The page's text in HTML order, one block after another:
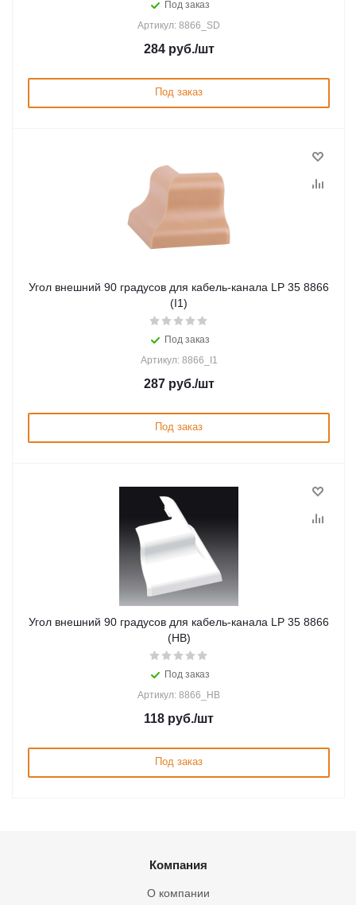
Под заказ
Артикул: 8866_SD
284руб./шт
Под заказ
Угол внешний 90 градусов для кабель-канала LP 35 8866
(I1)
Под заказ
Артикул: 8866_I1
287руб./шт
Под заказ
Угол внешний 90 градусов для кабель-канала LP 35 8866
(HB)
Под заказ
Артикул: 8866_HB
118 руб./шт
Под заказ
Компания
О компании